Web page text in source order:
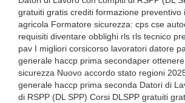
gratuiti gratis crediti formazione preventivo
agricola Formatore sicurezza: cps cse
requisiti diventare obblighi rls rls tecnico
pav I migliori corsicorso lavoratori datore
generale haccp prima secondaper
sicurezza Nuovo accordo stato regioni
generale haccp prima seconda Datori di
di RSPP (DL SPP) Corsi DLSPP gratuiti